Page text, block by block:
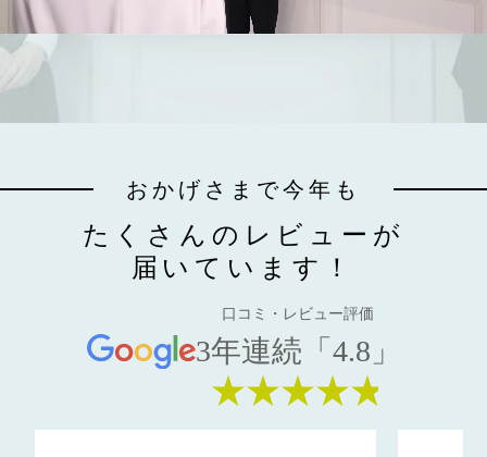
おかげさまで今年も
たくさんのレビューが
届いています！
口コミ・レビュー評価
3年連続「4.8」
★★★★★